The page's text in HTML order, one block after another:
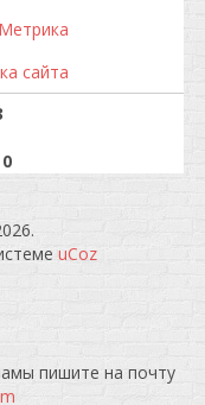
0
.
uCoz
пишите на почту